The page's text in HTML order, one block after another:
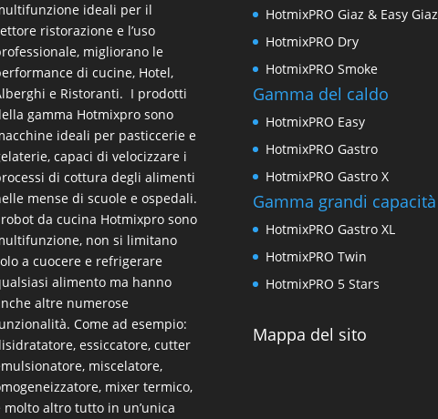
ideali per il
ristorazione e l’uso
migliorano le
di cucine, Hotel,
e Ristoranti. I prodotti
gamma Hotmixpro sono
ideali per pasticcerie e
capaci di velocizzare i
di cottura degli alimenti
mense di scuole e ospedali.
da cucina Hotmixpro sono
non si limitano
a cuocere e refrigerare
alimento ma hanno
altre numerose
Come ad esempio:
essiccatore, cutter
miscelatore,
mixer termico,
molto altro tutto in un’unica
HotmixPRO Giaz & Easy Giaz
HotmixPRO Dry
HotmixPRO Smoke
Gamma del caldo
HotmixPRO Easy
HotmixPRO Gastro
HotmixPRO Gastro X
Gamma grandi capacità
HotmixPRO Gastro XL
HotmixPRO Twin
HotmixPRO 5 Stars
Mappa del sito